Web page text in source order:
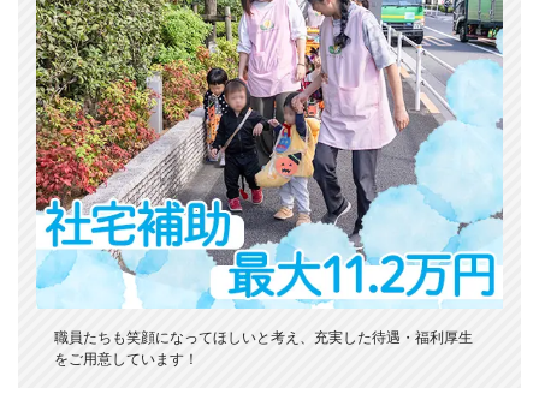
職員たちも笑顔になってほしいと考え、充実した待遇・福利厚生
をご用意しています！